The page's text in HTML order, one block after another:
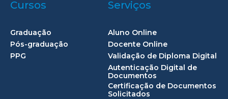
Cursos
Graduação
Pós-graduação
PPG
Serviços
Aluno Online
Docente Online
Validação de Diploma Digital
Autenticação Digital de
Documentos
Certificação de Documentos
Solicitados